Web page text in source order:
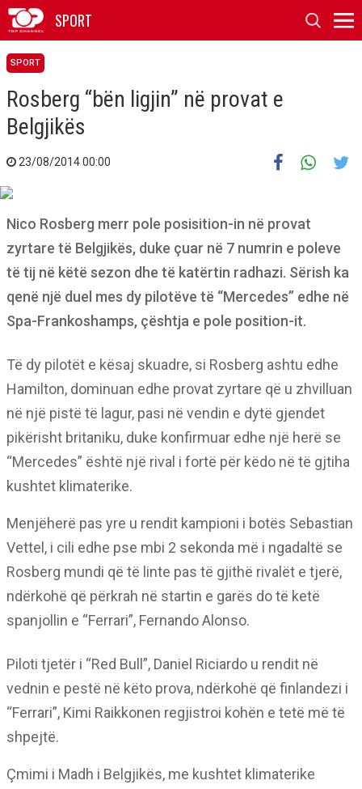
SPORT
SPORT
Rosberg “bën ligjin” në provat e
Belgjikës
23/08/2014 00:00
Nico Rosberg merr pole posisition-in në provat
zyrtare të Belgjikës, duke çuar në 7 numrin e poleve
të tij në këtë sezon dhe të katërtin radhazi. Sërish ka
qenë një duel mes dy pilotëve të “Mercedes” edhe në
Spa-Frankoshamps, çështja e pole position-it.
Të dy pilotët e kësaj skuadre, si Rosberg ashtu edhe
Hamilton, dominuan edhe provat zyrtare që u zhvilluan
në një pistë të lagur, pasi në vendin e dytë gjendet
pikërisht britaniku, duke konfirmuar edhe një herë se
“Mercedes” është një rival i fortë për këdo në të gjtiha
kushtet klimaterike.
Menjëherë pas yre u rendit kampioni i botës Sebastian
Vettel, i cili edhe pse mbi 2 sekonda më i ngadaltë se
Rosberg mundi që të linte pas të gjithë rivalët e tjerë,
ndërkohë që përkrah në startin e garës do të ketë
spanjollin e “Ferrari”, Fernando Alonso.
Piloti tjetër i “Red Bull”, Daniel Riciardo u rendit në
vednin e pestë në këto prova, ndërkohë që finlandezi i
“Ferrari”, Kimi Raikkonen regjistroi kohën e tetë më të
shpejtë.
Çmimi i Madh i Belgjikës, me kushtet klimaterike